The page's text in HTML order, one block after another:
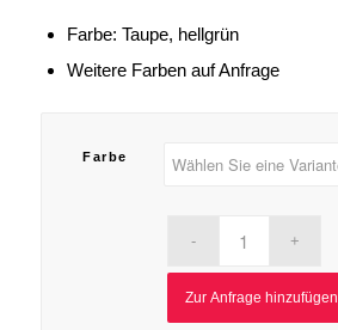
Farbe: Taupe, hellgrün
Weitere Farben auf Anfrage
Farbe
Zur Anfrage hinzufügen